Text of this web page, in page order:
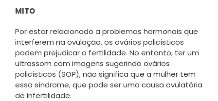
MITO
Por estar relacionado a problemas hormonais que
interferem na ovulação, os ovários policísticos
podem prejudicar a fertilidade. No entanto, ter um
ultrassom com imagens sugerindo ovários
policísticos (SOP), não significa que a mulher tem
essa síndrome, que pode ser uma causa ovulatória
de infertilidade.